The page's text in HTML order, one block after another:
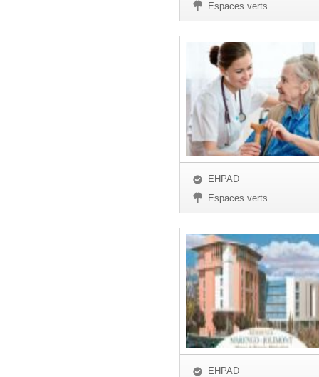
Espaces verts
EHPAD
Espaces verts
EHPAD